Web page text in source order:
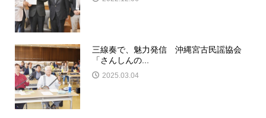
三線奏で、魅力発信 沖縄宮古民謡協会
「さんしんの...
2025.03.04